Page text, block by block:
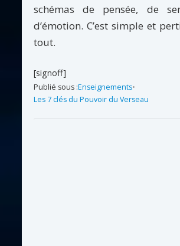
schémas de pensée, de
d’émotion. C’est simple et
tout.
[signoff]
Publié sous :Enseignements•
Les 7 clés du Pouvoir du Verseau